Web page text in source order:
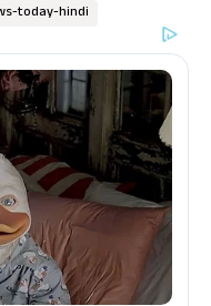
today-hindi